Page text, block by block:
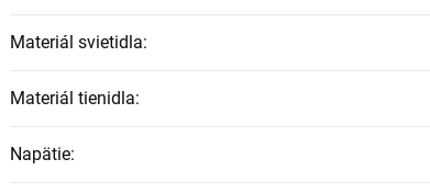
Materiál svietidla:
Materiál tienidla:
Napätie: